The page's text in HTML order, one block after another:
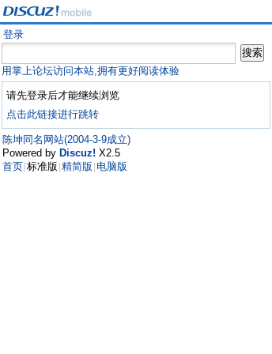
登录
用掌上论坛访问本站,拥有更好阅读体验
请先登录后才能继续浏览
点击此链接进行跳转
陈坤同名网站(2004-3-9成立)
Powered by Discuz! X2.5
首页 标准版 精简版 电脑版